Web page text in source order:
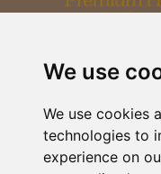
We use
We use cookies
technologies to
experience on